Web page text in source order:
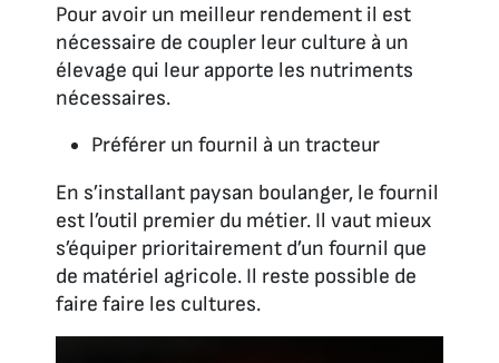
Pour avoir un meilleur rendement il est
nécessaire de coupler leur culture à un
élevage qui leur apporte les nutriments
nécessaires.
Préférer un fournil à un tracteur
En s’installant paysan boulanger, le fournil
est l’outil premier du métier. Il vaut mieux
s’équiper prioritairement d’un fournil que
de matériel agricole. Il reste possible de
faire faire les cultures.